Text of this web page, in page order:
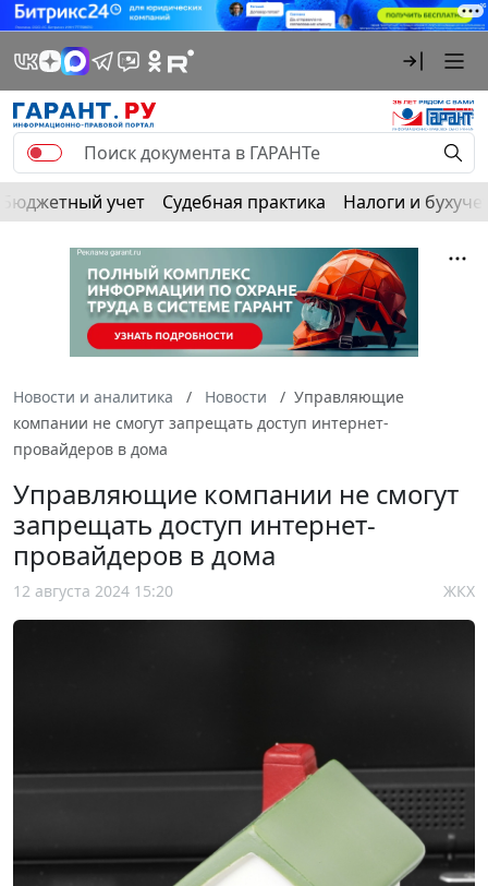
Бюджетный учет Судебная практика Налоги и
Новости и аналитика Новости
Управляющие
компании не смогут запрещать доступ интернет-
провайдеров в дома
Управляющие компании не смогут
запрещать доступ интернет-
провайдеров в дома
12 августа 2024 15:20 ЖКХ